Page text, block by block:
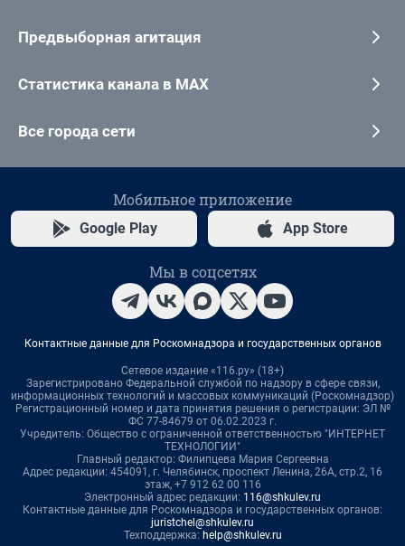
Предвыборная агитация
Статистика канала в MAX
Все города сети
Мобильное приложение
Google Play App Store
Мы в соцсетях
Контактные данные для Роскомнадзора и государственных органов
Сетевое издание «116.ру» (18+)
Зарегистрировано Федеральной службой по надзору в сфере связи,
информационных технологий и массовых коммуникаций (Роскомнадзор)
Регистрационный номер и дата принятия решения о регистрации: ЭЛ №
ФС 77-84679 от 06.02.2023 г.
Учредитель: Общество с ограниченной ответственностью "ИНТЕРНЕТ
ТЕХНОЛОГИИ"
Главный редактор: Филипцева Мария Сергеевна
Адрес редакции: 454091, г. Челябинск, проспект Ленина, 26А, стр.2, 16
этаж, +7 912 62 00 116
Электронный адрес редакции: 116@shkulev.ru
Контактные данные для Роскомнадзора и государственных органов:
juristchel@shkulev.ru
Техподдержка: help@shkulev.ru